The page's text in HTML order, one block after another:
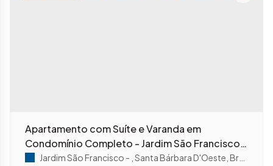
Apartamento com Suíte e Varanda em
Condomínio Completo - Jardim São Francisco -
Santa Bárbara d'Oeste/SP
Jardim São Francisco Santa Bárbara D'Oeste Brasil